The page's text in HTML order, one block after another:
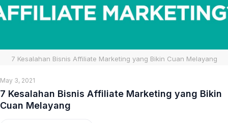
7 Kesalahan Bisnis Affiliate Marketing yang Bikin Cuan Melayang
May 3, 2021
7 Kesalahan Bisnis Affiliate Marketing yang Bikin
Cuan Melayang